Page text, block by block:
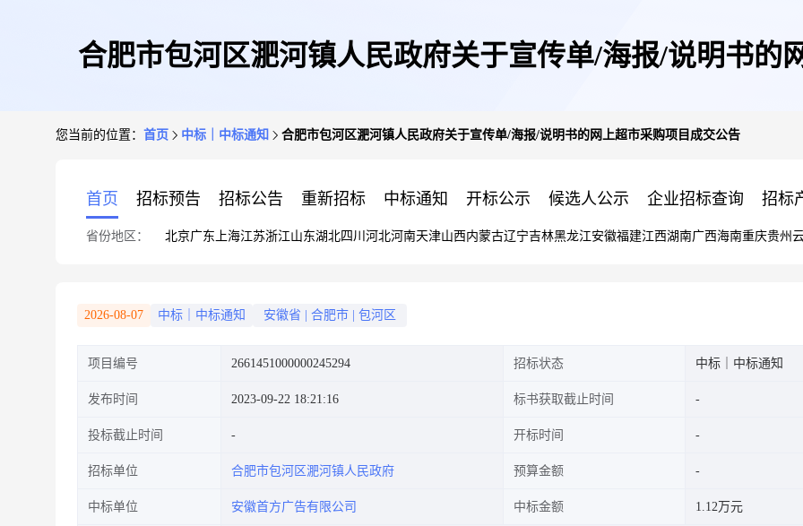
合肥市包河区淝河镇人民政府关于宣传单/海报/说明书的
您当前的位置： 首页 中标｜中标通知 合肥市包河区淝河镇人民政府关于宣传单/海报/说明书的网上超市采购项目成交公告
首页 招标预告 招标公告 重新招标 中标通知 开标公示 候选人公示 企业招标查询 招标
省份地区： 北京广东 上海江苏浙江山东湖北四川 河北河南天津山西内蒙古辽宁吉林黑龙江安徽福建江西湖南广西海南重庆贵州
2026-08-07 中标｜中标通知 安徽省 合肥市 包河区
项目编号 2661451000000245294 招标状态 中标｜中标通知
发布时间 2023-09-22 18:21:16 标书获取截止时间
投标截止时间 开标时间
招标单位 合肥市包河区淝河镇人民政府 预算金额
中标单位 安徽首方广告有限公司 中标金额 1.12万元